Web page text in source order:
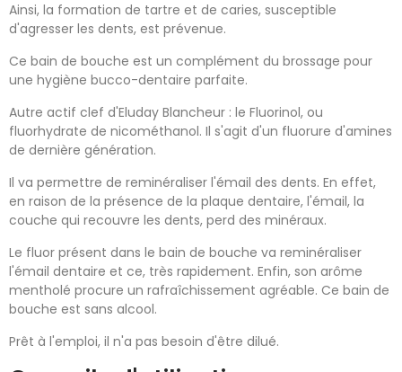
Ainsi, la formation de tartre et de caries, susceptible
d'agresser les dents, est prévenue.
Ce bain de bouche est un complément du brossage pour
une hygiène bucco-dentaire parfaite.
Autre actif clef d'Eluday Blancheur : le Fluorinol, ou
fluorhydrate de nicométhanol. Il s'agit d'un fluorure d'amines
de dernière génération.
Il va permettre de reminéraliser l'émail des dents. En effet,
en raison de la présence de la plaque dentaire, l'émail, la
couche qui recouvre les dents, perd des minéraux.
Le fluor présent dans le bain de bouche va reminéraliser
l'émail dentaire et ce, très rapidement. Enfin, son arôme
mentholé procure un rafraîchissement agréable. Ce bain de
bouche est sans alcool.
Prêt à l'emploi, il n'a pas besoin d'être dilué.